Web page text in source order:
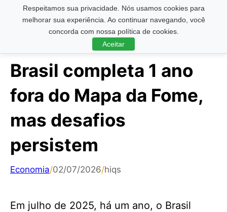
Respeitamos sua privacidade. Nós usamos cookies para
melhorar sua experiência. Ao continuar navegando, você
concorda com nossa política de cookies.
Aceitar
Pesquisar ...
Brasil completa 1 ano
fora do Mapa da Fome,
mas desafios
persistem
Economia/02/07/2026/hiqs
Em julho de 2025, há um ano, o Brasil